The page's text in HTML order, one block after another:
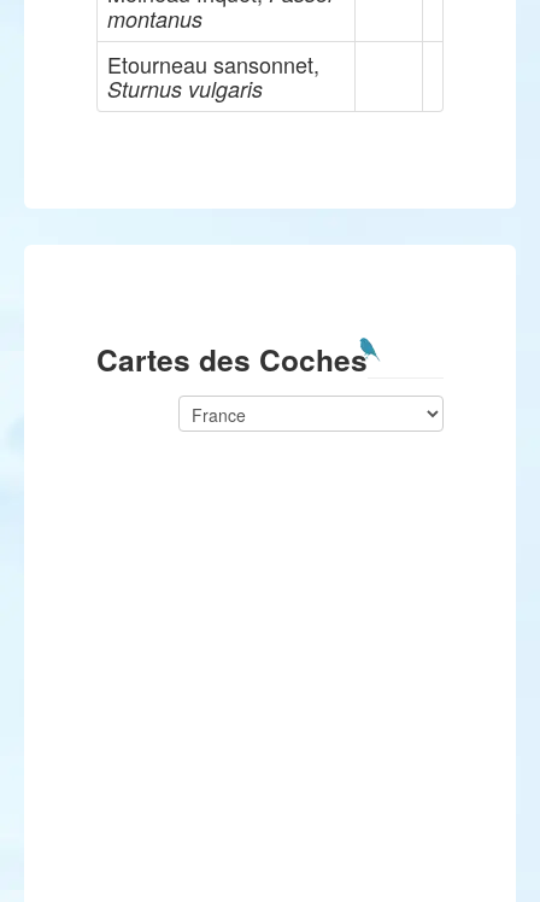
montanus
Etourneau sansonnet,
Sturnus vulgaris
Cartes des Coches